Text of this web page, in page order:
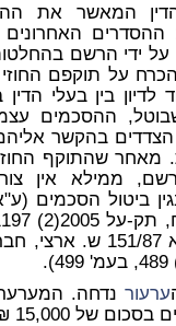
המאשר את
ההסדרים
ידי הרשם
על תוקפם
לדיון בין בעלי
ההסכמים
בהקשר
מאחר שהתוקף
ממילא אין
שם, בעמ' 549; ע"א
ערעורנדחה.
של 15,000 ₪.